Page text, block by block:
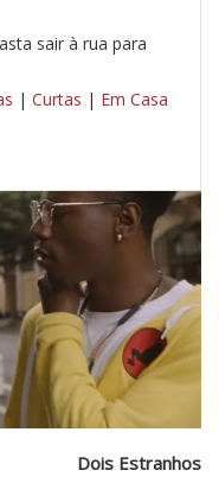
sair à rua para
| Curtas | Em Casa
Dois Estranhos